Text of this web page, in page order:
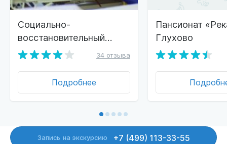
Социально-
восстановительный
комплекс «Глухово»34 отзыва
Подробнее
Пансионат
Глухово
Запись на экскурсию +7 (499) 113-33-55